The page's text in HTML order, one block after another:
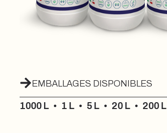
1000 L • 1 L • 5 L • 20 L • 200 L
EMBALLAGES DISPONIBLES